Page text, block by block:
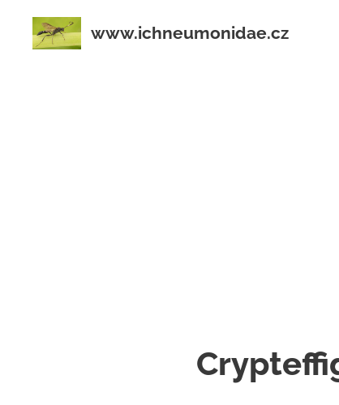
www.ichneumonidae.cz